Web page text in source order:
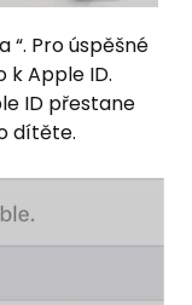
“. Pro úspěšné
k Apple ID.
ID přestane
dítěte.